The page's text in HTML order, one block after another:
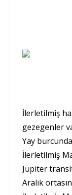
İlerletilmiş
gezegenler
Yay
İlerletilmiş
Jüpiter
Aralık